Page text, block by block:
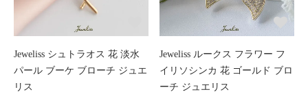
Jeweliss シュトラオス 花 淡水
パール ブーケ ブローチ ジュエ
リス
Jeweliss ルークス フラワー フ
イリソシンカ 花 ゴールド ブロ
ーチ ジュエリス